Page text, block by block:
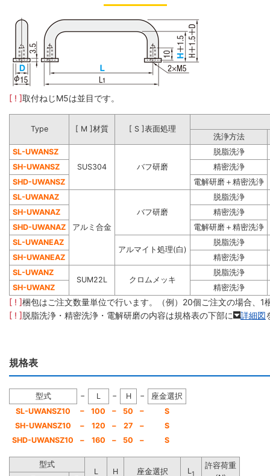
[ ! ]取付ねじM5は並目です。
Type [ M ]材質
[ S ]表面処理
洗浄方法
SL-UWANSZ
SUS304
バフ研磨
脱脂洗浄
SH-UWANSZ
精密洗浄
SHD-UWANSZ
電解研磨＋精密洗浄
SL-UWANAZ
アルミ合金
バフ研磨
脱脂洗浄
SH-UWANAZ
精密洗浄
SHD-UWANAZ
電解研磨＋精密洗浄
SL-UWANEAZ
アルマイト処理(白)
脱脂洗浄
SH-UWANEAZ
精密洗浄
SL-UWANZ
SUM22L
クロムメッキ
脱脂洗浄
SH-UWANZ
精密洗浄
[ ! ]梱包はご注文数量単位で行います。（例）20個ご注文の場合、1
[ ! ]脱脂洗浄・精密洗浄・電解研磨の内容は規格表の下部に 詳細図
規格表
型式 − L − H −
座金選択
SL-UWANSZ10
− 100 − 50 −
S
SH-UWANSZ10
− 120 − 27 −
S
SHD-UWANSZ10
− 160 − 50 − S
型式
L
H 座金選択 L 1
許容荷重